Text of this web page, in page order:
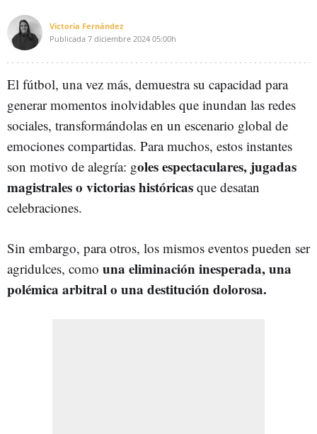
Victoria Fernández
Publicada 7 diciembre 2024 05:00h
El fútbol, una vez más, demuestra su capacidad para
generar momentos inolvidables que inundan las redes
sociales, transformándolas en un escenario global de
emociones compartidas. Para muchos, estos instantes
son motivo de alegría: goles espectaculares, jugadas
magistrales o victorias históricas que desatan
celebraciones.
Sin embargo, para otros, los mismos eventos pueden ser
agridulces, como una eliminación inesperada, una
polémica arbitral o una destitución dolorosa.